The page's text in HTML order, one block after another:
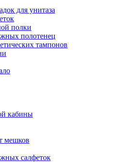
для унитаза
полки
полотенец
тампонов
кабины
мешков
салфеток